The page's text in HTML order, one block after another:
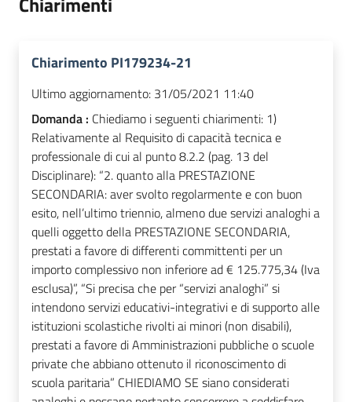
Chiarimento PI179234-21
Ultimo aggiornamento: 31/05/2021 11:40
Domanda : Chiediamo i seguenti chiarimenti: 1)
Relativamente al Requisito di capacità tecnica e
professionale di cui al punto 8.2.2 (pag. 13 del
Disciplinare): “2. quanto alla PRESTAZIONE
SECONDARIA: aver svolto regolarmente e con buon
esito, nell’ultimo triennio, almeno due servizi analoghi a
quelli oggetto della PRESTAZIONE SECONDARIA,
prestati a favore di differenti committenti per un
importo complessivo non inferiore ad € 125.775,34 (Iva
esclusa)”, “Si precisa che per “servizi analoghi” si
intendono servizi educativi-integrativi e di supporto alle
istituzioni scolastiche rivolti ai minori (non disabili),
prestati a favore di Amministrazioni pubbliche o scuole
private che abbiano ottenuto il riconoscimento di
scuola paritaria” CHIEDIAMO SE siano considerati